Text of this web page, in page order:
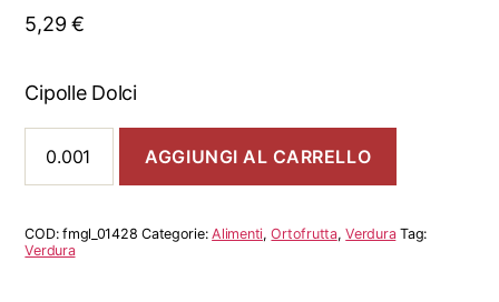
5,29€
Cipolle Dolci
Dolci
quantità
AGGIUNGI AL CARRELLO
COD:fmgl_01428 Categorie:Alimenti,Ortofrutta,Verdura Tag:
Verdura